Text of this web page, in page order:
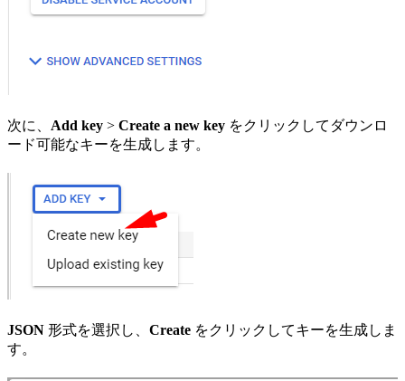
次に、 Add key > Create a new key をクリックしてダウンロ
ード可能なキーを生成します。
JSON 形式を選択し、 Create をクリックしてキーを生成しま
す。